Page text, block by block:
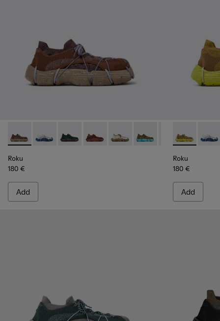
Roku - K100953-009 - Brown/Blue Sneaker for Men
Roku - K100953-014 - Multicolor Textile Sneakers
Roku - K100953-012 - Green Sneaker for Men
Roku - K100953-010 - Burgundy
Roku - K100953-008 - White,
Roku - K100953-007 -
Roku -Roku -
Roku
180 €
Add
Roku -
Roku
180 €
Add